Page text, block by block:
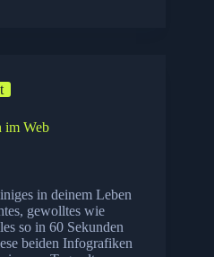
im Web
in deinem Leben
gewolltes wie
so in 60 Sekunden
beiden Infografiken